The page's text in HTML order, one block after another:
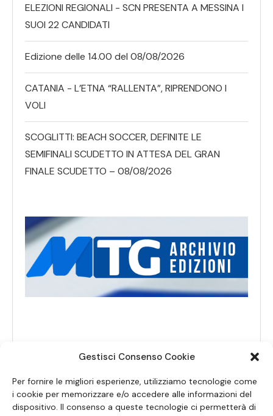
Gestisci Consenso Cookie
Per fornire le migliori esperienze, utilizziamo tecnologie come
i cookie per memorizzare e/o accedere alle informazioni del
dispositivo. Il consenso a queste tecnologie ci permetterà di
ELEZIONI REGIONALI - SCN PRESENTA A MESSINA I
SUOI 22 CANDIDATI
Edizione delle 14.00 del 08/08/2026
CATANIA - L’ETNA “RALLENTA”, RIPRENDONO I
VOLI
SCOGLITTI: BEACH SOCCER, DEFINITE LE
SEMIFINALI SCUDETTO IN ATTESA DEL GRAN
FINALE SCUDETTO – 08/08/2026